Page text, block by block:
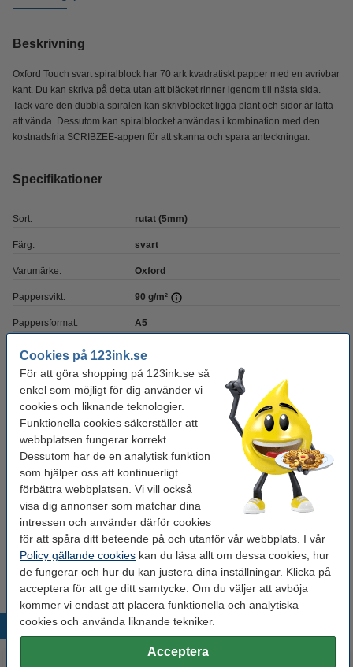
Cookies på 123ink.se
För att göra shopping på 123ink.se så
enkel som möjligt för dig använder vi
cookies och liknande teknologier.
Funktionella cookies säkerställer att
webbplatsen fungerar korrekt.
Dessutom har de en analytisk funktion
som hjälper oss att kontinuerligt
förbättra webbplatsen. Vi vill också
visa dig annonser som matchar dina
intressen och använder därför cookies
för att spåra ditt beteende på och utanför vår webbplats. I vår
Policy gällande cookies kan du läsa allt om dessa cookies, hur
de fungerar och hur du kan justera dina inställningar. Klicka på
acceptera för att ge ditt samtycke. Om du väljer att avböja
kommer vi endast att placera funktionella och analytiska
cookies och använda liknande tekniker.
Acceptera
Beskrivning
Oxford Touch svart spiralblock har 70 ark kvadratiskt papper med en avrivbar
kant. Du kan skriva på detta utan att bläcket rinner igenom till nästa sida.
Tack vare den dubbla spiralen kan skrivblocket ligga plant och sidor är lätta
att vända. Dessutom kan spiralblocket användas i kombination med den
kostnadsfria SCRIBZEE-appen för att skanna och spara anteckningar.
Specifikationer
Sort: rutat (5mm)
Färg: svart
Varumärke: Oxford
Pappersvikt: 90 g/m²
Pappersformat: A5
Antal ark:
Glöm inte att beställa!
Bläckpenna | 123ink | gul | 10st
40 kr
Kulspetspenna | Pentel Energel BL107 | blå
29 kr
Bordsräknare | 123ink DR-D1
110 kr
Populära produkter